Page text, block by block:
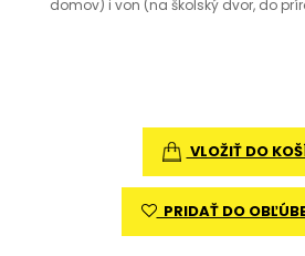
domov) i von (na školský dvor, do
VLOŽIŤ DO
PRIDAŤ DO